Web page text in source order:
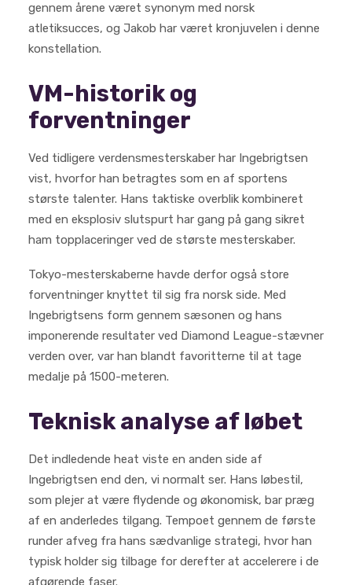
gennem årene været synonym med norsk
atletiksucces, og Jakob har været kronjuvelen i denne
konstellation.
VM-historik og
forventninger
Ved tidligere verdensmesterskaber har Ingebrigtsen
vist, hvorfor han betragtes som en af sportens
største talenter. Hans taktiske overblik kombineret
med en eksplosiv slutspurt har gang på gang sikret
ham topplaceringer ved de største mesterskaber.
Tokyo-mesterskaberne havde derfor også store
forventninger knyttet til sig fra norsk side. Med
Ingebrigtsens form gennem sæsonen og hans
imponerende resultater ved Diamond League-stævner
verden over, var han blandt favoritterne til at tage
medalje på 1500-meteren.
Teknisk analyse af løbet
Det indledende heat viste en anden side af
Ingebrigtsen end den, vi normalt ser. Hans løbestil,
som plejer at være flydende og økonomisk, bar præg
af en anderledes tilgang. Tempoet gennem de første
runder afveg fra hans sædvanlige strategi, hvor han
typisk holder sig tilbage for derefter at accelerere i de
afgørende faser.